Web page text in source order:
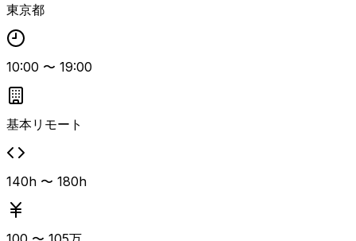
を用いたコードレビューを行いながら、チケット管理ツール
（JIRA／Redmine等）でタスクを管理し、Dockerベースの
環境およびCI/CDツール（CircleCI、Jenkins等）を利用し
て開発・運用を進めていくポジションです。 PHPUnit等を
用いたテストコードの修正・追加も含め、品質を意識した開
発が求められます。
東京都
10:00 〜 19:00
基本リモート
140h 〜 180h